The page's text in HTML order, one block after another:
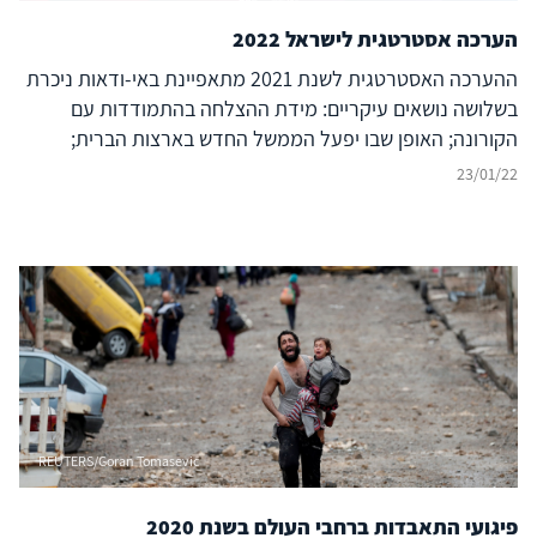
הערכה אסטרטגית לישראל 2022
ההערכה האסטרטגית לשנת 2021 מתאפיינת באי-ודאות ניכרת
בשלושה נושאים עיקריים: מידת ההצלחה בהתמודדות עם
הקורונה; האופן שבו יפעל הממשל החדש בארצות הברית;
וההתפתחויות הפוליטיות בישראל. ההערכה הנוכחית מבוססת
להמעיט בעוצמתם של האיומים הביטחוניים, שנותרו
משמעותיים. למול אי-הוודאות הזאת תצטרך ישראל לתת
עדיפות לטיפול במשבר הפנימי; להתאים עצמה לתחרות בין
המעצמות, המושפעת מהקורונה; להסתגל לממשל ביידן ולהיות
מתואמת איתו בעניין האיראני ובעניינים נוספים; להרחיב את
מערכת הבריתות שלה ואת הסכמי הנורמליזציה עם מדינות
האזור; ולהיות מוכנה להסלמה ביטחונית בצפון ומול עזה,
להימנע ממנה.
23/01/22
REUTERS/Goran Tomasevic
פיגועי התאבדות ברחבי העולם בשנת 2020